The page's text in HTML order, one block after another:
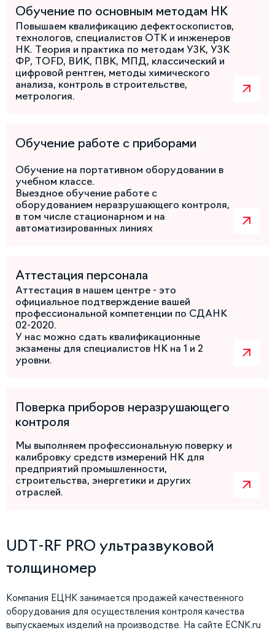
Обучение по основным методам НК
Повышаем квалификацию дефектоскопистов,
технологов, специалистов ОТК и инженеров
НК. Теория и практика по методам УЗК, УЗК
ФР, TOFD, ВИК, ПВК, МПД, классический и
цифровой рентген, методы химического
анализа, контроль в строительстве,
метрология.
Обучение работе с приборами
Обучение на портативном оборудовании в
учебном классе.
Выездное обучение работе с
оборудованием неразрушающего контроля,
в том числе стационарном и на
автоматизированных линиях
Аттестация персонала
Аттестация в нашем центре - это
официальное подтверждение вашей
профессиональной компетенции по СДАНК
02-2020.
У нас можно сдать квалификационные
экзамены для специалистов НК на 1 и 2
уровни.
Поверка приборов неразрушающего
контроля
Мы выполняем профессиональную поверку и
калибровку средств измерений НК для
предприятий промышленности,
строительства, энергетики и других
отраслей.
UDT-RF PRO ультразвуковой
толщиномер
Компания ЕЦНК занимается продажей качественного
оборудования для осуществления контроля качества
выпускаемых изделий на производстве. На сайте ECNK.ru